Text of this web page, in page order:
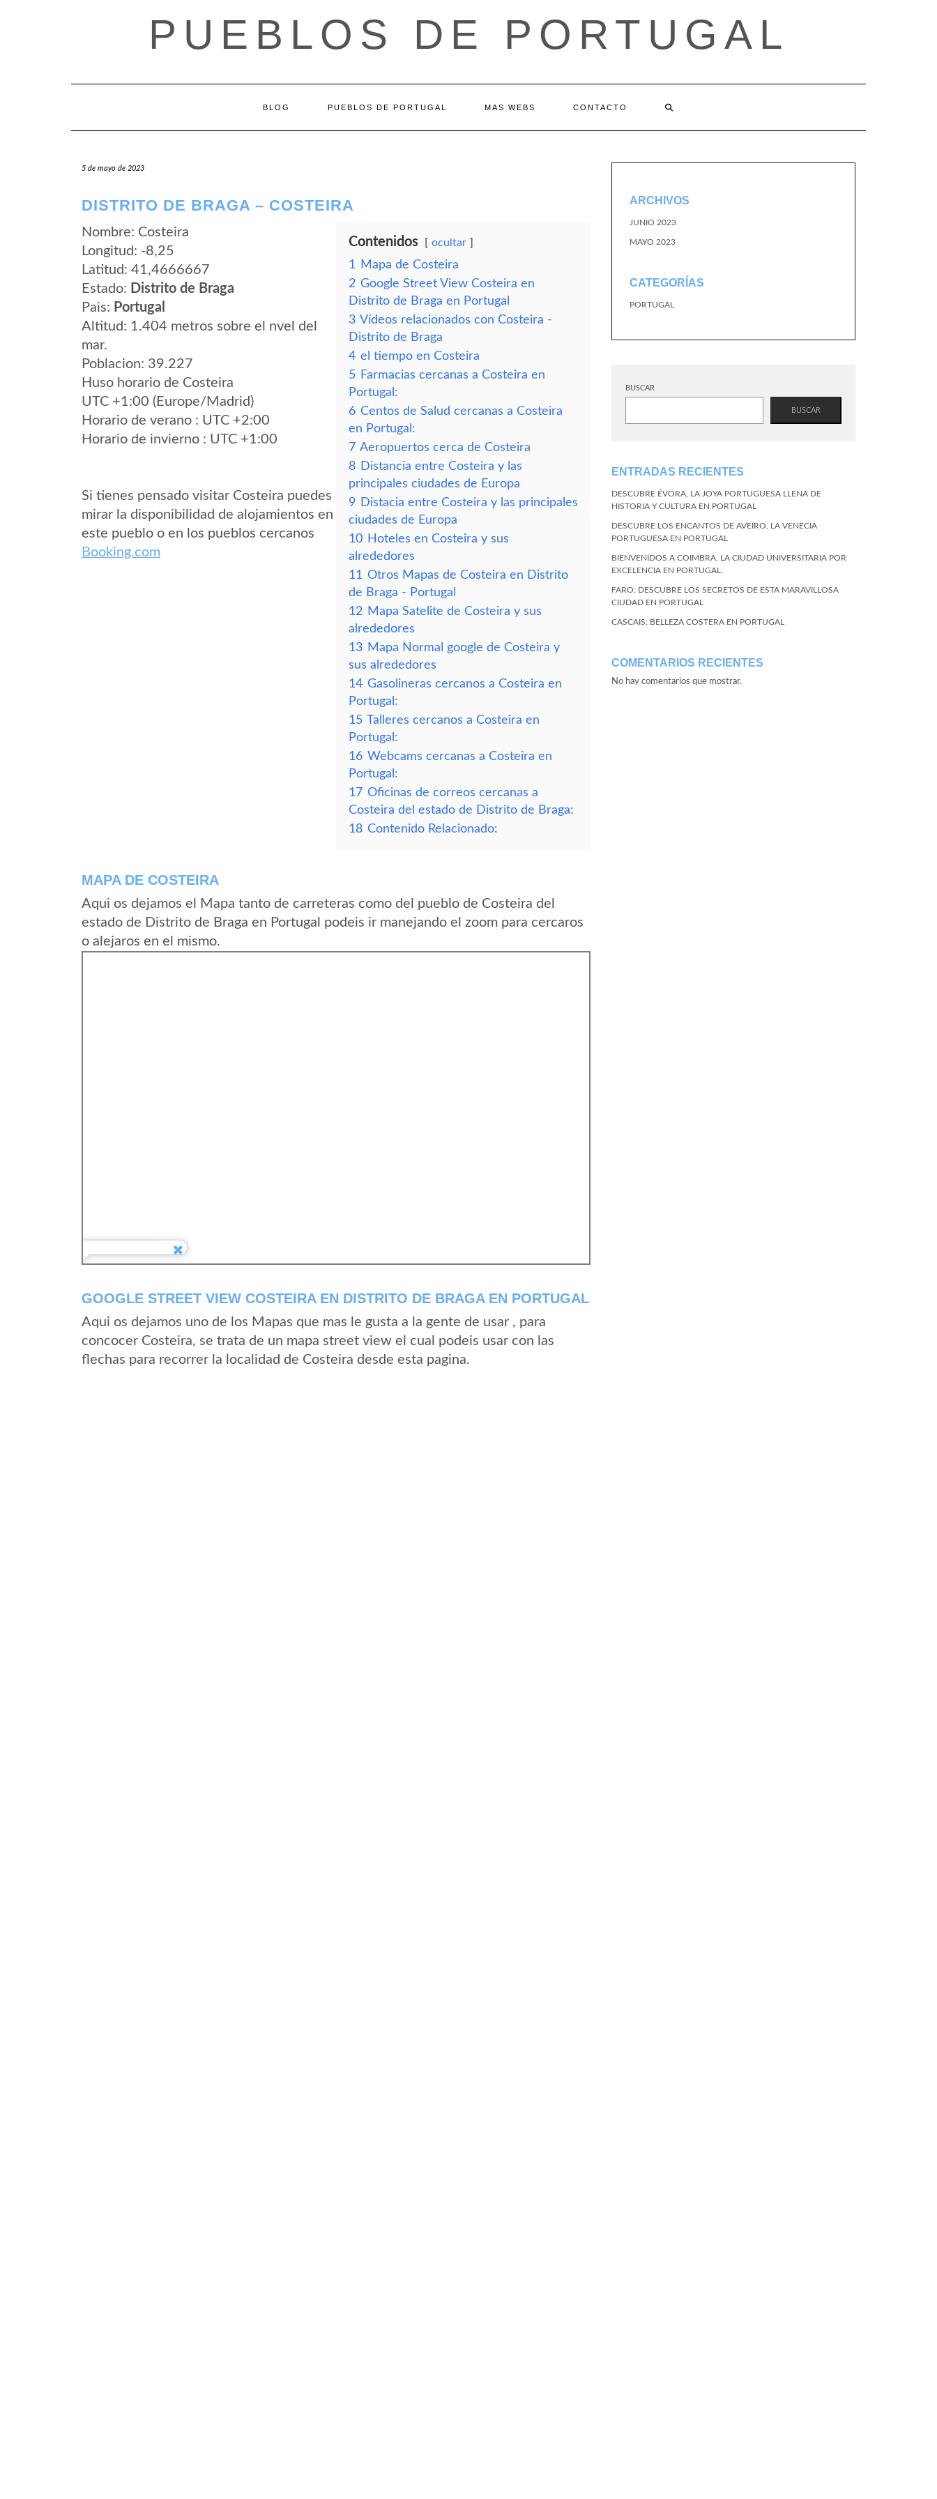
PUEBLOS DE PORTUGAL
BLOG PUEBLOS DE PORTUGAL MAS WEBS CONTACTO
5 de mayo de 2023
DISTRITO DE BRAGA – COSTEIRA
Nombre: Costeira
Longitud: -8,25
Latitud: 41,4666667
Estado: Distrito de Braga
Pais: Portugal
Altitud: 1.404 metros sobre el nvel del
mar.
Poblacion: 39.227
Huso horario de Costeira
UTC +1:00 (Europe/Madrid)
Horario de verano : UTC +2:00
Horario de invierno : UTC +1:00
Si tienes pensado visitar Costeira puedes
mirar la disponibilidad de alojamientos en
este pueblo o en los pueblos cercanos
Booking.com
Contenidos ocultar
1
Mapa de Costeira
2 Google Street View Costeira en
Distrito de Braga en Portugal
3 Vídeos relacionados con Costeira -
Distrito de Braga
4 el tiempo en Costeira
5 Farmacias cercanas a Costeira en
Portugal:
6 Centos de Salud cercanas a Costeira
en Portugal:
7 Aeropuertos cerca de Costeira
8 Distancia entre Costeira y las
principales ciudades de Europa
9 Distacia entre Costeira y las principales
ciudades de Europa
10 Hoteles en Costeira y sus
alrededores
11 Otros Mapas de Costeira en Distrito
de Braga - Portugal
12 Mapa Satelite de Costeira y sus
alrededores
13 Mapa Normal google de Costeira y
sus alrededores
14 Gasolineras cercanos a Costeira en
Portugal:
15 Talleres cercanos a Costeira en
Portugal:
16 Webcams cercanas a Costeira en
Portugal:
17 Oficinas de correos cercanas a
Costeira del estado de Distrito de Braga:
18 Contenido Relacionado:
MAPA DE COSTEIRA
Aqui os dejamos el Mapa tanto de carreteras como del pueblo de Costeira del
estado de Distrito de Braga en Portugal podeis ir manejando el zoom para cercaros
o alejaros en el mismo.
GOOGLE STREET VIEW COSTEIRA EN DISTRITO DE BRAGA EN PORTUGAL
Aqui os dejamos uno de los Mapas que mas le gusta a la gente de usar , para
concocer Costeira, se trata de un mapa street view el cual podeis usar con las
flechas para recorrer la localidad de Costeira desde esta pagina.
ARCHIVOS
JUNIO 2023
MAYO 2023
CATEGORÍAS
PORTUGAL
BUSCAR
BUSCAR
ENTRADAS RECIENTES
DESCUBRE ÉVORA, LA JOYA PORTUGUESA LLENA DE
HISTORIA Y CULTURA EN PORTUGAL
DESCUBRE LOS ENCANTOS DE AVEIRO, LA VENECIA
PORTUGUESA EN PORTUGAL
BIENVENIDOS A COIMBRA, LA CIUDAD UNIVERSITARIA POR
EXCELENCIA EN PORTUGAL.
FARO: DESCUBRE LOS SECRETOS DE ESTA MARAVILLOSA
CIUDAD EN PORTUGAL
CASCAIS: BELLEZA COSTERA EN PORTUGAL
COMENTARIOS RECIENTES
No hay comentarios que mostrar.